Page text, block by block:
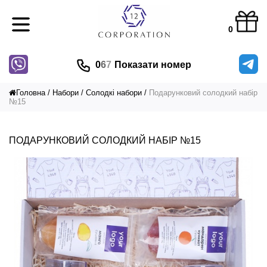
0
067 Показати номер
Головна Набори Солодкі набори
Подарунковий солодкий набір
№15
ПОДАРУНКОВИЙ СОЛОДКИЙ НАБІР №15